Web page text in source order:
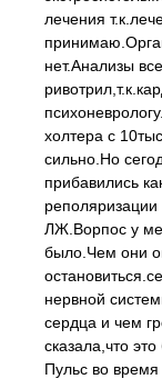
лечения
нет.Анализы
холтера с
сильно.Но
прибавились
ЛЖ.Ворпос у
было.Чем они
нервной
сердца и чем
сказала,что
Пульс во